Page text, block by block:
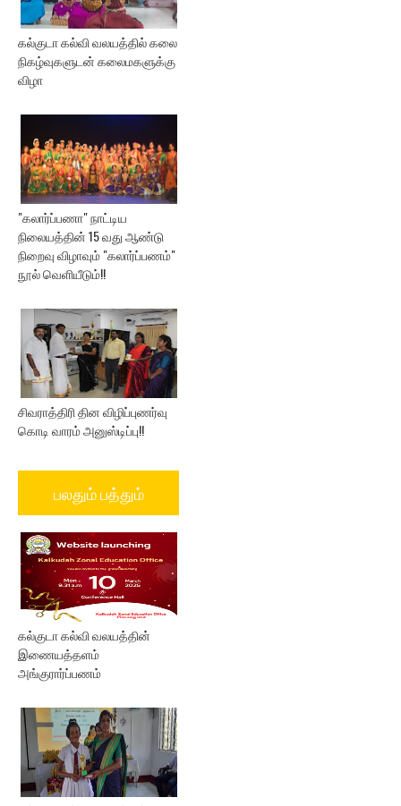
கல்குடா கல்வி வலயத்தில் கலை
நிகழ்வுகளுடன் கலைமகளுக்கு
விழா
"கலார்ப்பணா" நாட்டிய
நிலையத்தின் 15 வது ஆண்டு
நிறைவு விழாவும் "கலார்ப்பணம்"
நூல் வெளியீடும்!!
சிவராத்திரி தின விழிப்புணர்வு
கொடி வாரம் அனுஸ்டிப்பு!!
பலதும் பத்தும்
கல்குடா கல்வி வலயத்தின்
இணையத்தளம்
அங்குரார்ப்பணம்